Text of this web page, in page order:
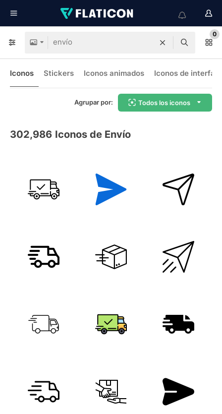
0
Iconos Stickers Iconos animados Iconos de interfaz
Agrupar por: Todos los iconos
302,986 Iconos de Envío